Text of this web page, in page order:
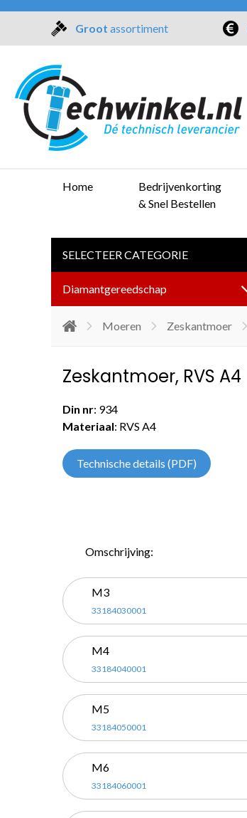
Groot assortiment
Home
Bedrijvenkorting
& Snel Bestellen
SELECTEER CATEGORIE
Diamantgereedschap
Moeren Zeskantmoer
Zeskantmoer, RVS A4
Din nr: 934
Materiaal: RVS A4
Technische details (PDF)
Omschrijving:
M3
33184030001
M4
33184040001
M5
33184050001
M6
33184060001